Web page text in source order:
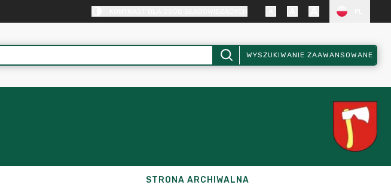
WYSZUKIWANIE ZAAWANSOWANE
STRONA ARCHIWALNA